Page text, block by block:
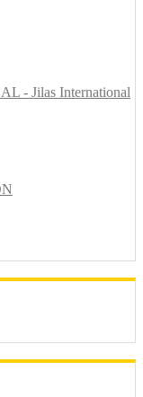
- Jilas International